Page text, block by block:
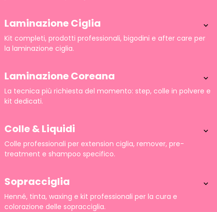
Laminazione Ciglia 
Kit completi, prodotti professionali, bigodini e after care per
la laminazione ciglia.
Laminazione Coreana 
La tecnica più richiesta del momento: step, colle in polvere e
kit dedicati.
Colle & Liquidi 
Colle professionali per extension ciglia, remover, pre-
treatment e shampoo specifico.
Sopracciglia 
Henné, tinta, waxing e kit professionali per la cura e
colorazione delle sopracciglia.